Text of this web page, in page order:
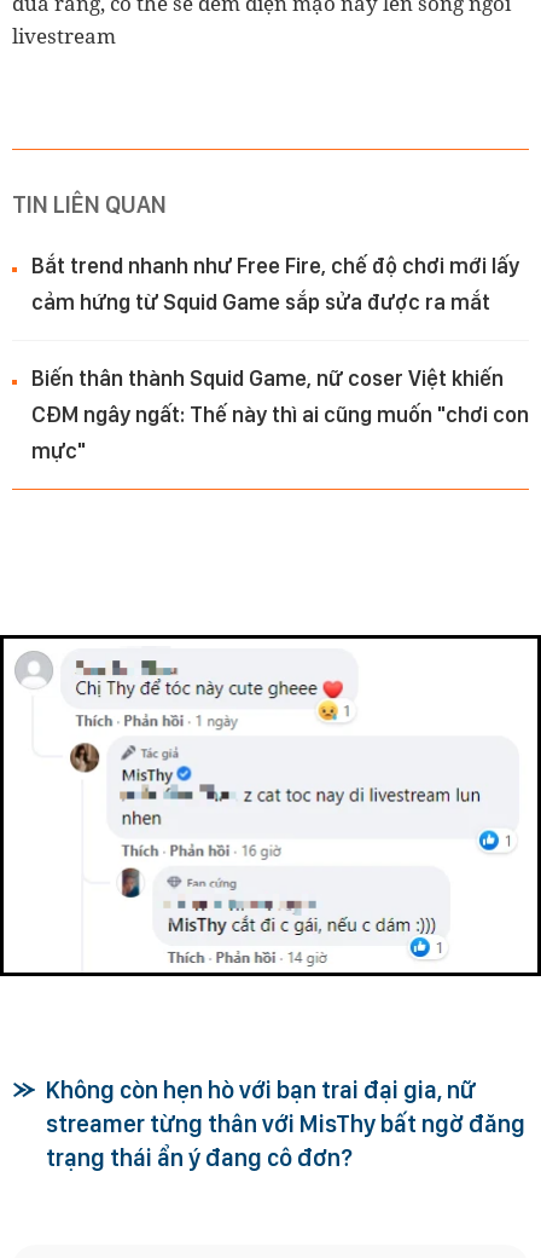
livestream
TIN LIÊN QUAN
Bắt trend nhanh như Free Fire, chế độ chơi mới lấy
cảm hứng từ Squid Game sắp sửa được ra mắt
Biến thân thành Squid Game, nữ coser Việt khiến
CĐM ngây ngất: Thế này thì ai cũng muốn "chơi con
mực"
Không còn hẹn hò với bạn trai đại gia, nữ
streamer từng thân với MisThy bất ngờ đăng
trạng thái ẩn ý đang cô đơn?